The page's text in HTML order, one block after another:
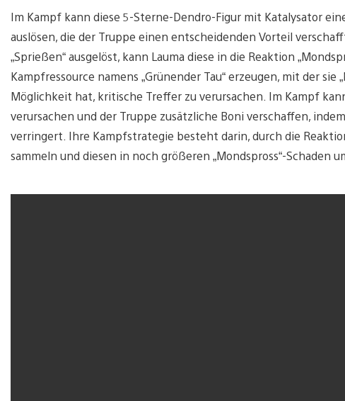
Im Kampf kann diese 5-Sterne-Dendro-Figur mit Katalysator
auslösen, die der Truppe einen entscheidenden Vorteil
„Sprießen“ ausgelöst, kann Lauma diese in die Reaktion
Kampfressource namens „Grünender Tau“ erzeugen, mit der sie
Möglichkeit hat, kritische Treffer zu verursachen. Im Kampf
verursachen und der Truppe zusätzliche Boni verschaffen,
verringert. Ihre Kampfstrategie besteht darin, durch die
sammeln und diesen in noch größeren „Mondspross“-Schaden